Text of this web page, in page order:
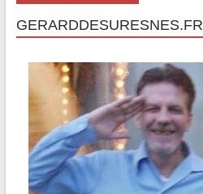
GERARDDESURESNES.FR